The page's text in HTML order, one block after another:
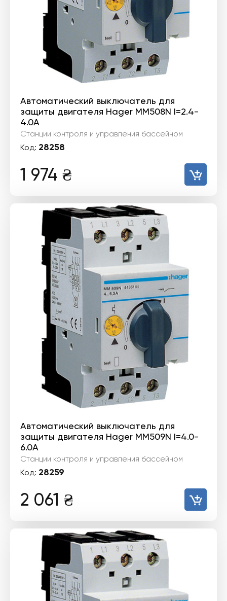
Автоматический выключатель для
защиты двигателя Hager MM508N I=2.4-
4.0А
Станции контроля и управления бассейном
Код: 28258
1 974 ₴
Автоматический выключатель для
защиты двигателя Hager MM509N I=4.0-
6.0А
Станции контроля и управления бассейном
Код: 28259
2 061 ₴